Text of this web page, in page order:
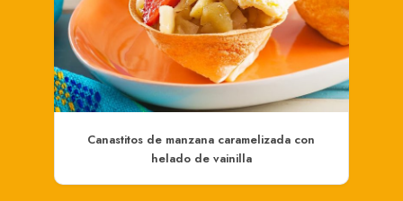
Canastitos de manzana caramelizada con
helado de vainilla